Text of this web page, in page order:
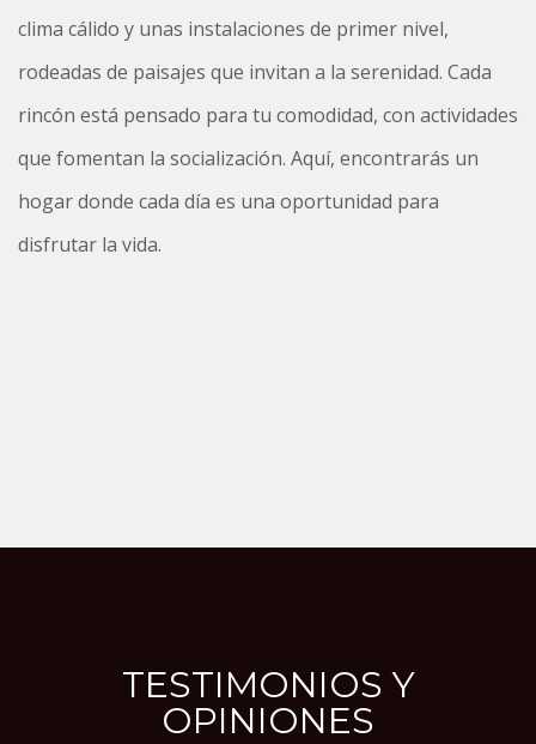
clima cálido y unas instalaciones de primer nivel,
rodeadas de paisajes que invitan a la serenidad. Cada
rincón está pensado para tu comodidad, con actividades
que fomentan la socialización. Aquí, encontrarás un
hogar donde cada día es una oportunidad para
disfrutar la vida.
TESTIMONIOS Y
OPINIONES